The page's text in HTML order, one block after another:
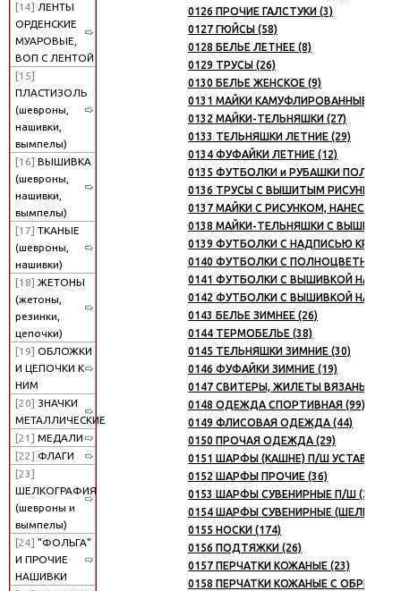
[14] ЛЕНТЫ
ОРДЕНСКИЕ
МУАРОВЫЕ,
ВОП С ЛЕНТОЙ
[15]
ПЛАСТИЗОЛЬ
(шевроны,
нашивки,
вымпелы)
[16] ВЫШИВКА
(шевроны,
нашивки,
вымпелы)
[17] ТКАНЫЕ
(шевроны,
нашивки)
[18] ЖЕТОНЫ
(жетоны,
резинки,
цепочки)
[19] ОБЛОЖКИ
И ЦЕПОЧКИ К
НИМ
[20] ЗНАЧКИ
МЕТАЛЛИЧЕСКИЕ
[21] МЕДАЛИ
[22] ФЛАГИ
[23]
ШЕЛКОГРАФИЯ
(шевроны и
вымпелы)
[24] "ФОЛЬГА"
И ПРОЧИЕ
НАШИВКИ
0126 ПРОЧИЕ ГАЛСТУКИ (3)
0127 ГЮЙСЫ (58)
0128 БЕЛЬЕ ЛЕТНЕЕ (8)
0129 ТРУСЫ (26)
0130 БЕЛЬЕ ЖЕНСКОЕ (9)
0131 МАЙКИ КАМУФЛИРОВАННЫЕ и
0132 МАЙКИ-ТЕЛЬНЯШКИ (27)
0133 ТЕЛЬНЯШКИ ЛЕТНИЕ (29)
0134 ФУФАЙКИ ЛЕТНИЕ (12)
0135 ФУТБОЛКИ и РУБАШКИ ПОЛО (90)
0136 ТРУСЫ С ВЫШИТЫМ РИСУНКОМ
0137 МАЙКИ С РИСУНКОМ,
0138 МАЙКИ-ТЕЛЬНЯШКИ С ВЫШИТЫМ
0139 ФУТБОЛКИ С НАДПИСЬЮ
0140 ФУТБОЛКИ С ПОЛНОЦВЕТНЫМ
0141 ФУТБОЛКИ С ВЫШИВКОЙ НА
0142 ФУТБОЛКИ С ВЫШИВКОЙ НА
0143 БЕЛЬЕ ЗИМНЕЕ (26)
0144 ТЕРМОБЕЛЬЕ (38)
0145 ТЕЛЬНЯШКИ ЗИМНИЕ (30)
0146 ФУФАЙКИ ЗИМНИЕ (19)
0147 СВИТЕРЫ, ЖИЛЕТЫ ВЯЗАНЫЕ (33)
0148 ОДЕЖДА СПОРТИВНАЯ (99)
0149 ФЛИСОВАЯ ОДЕЖДА (44)
0150 ПРОЧАЯ ОДЕЖДА (29)
0151 ШАРФЫ (КАШНЕ) П/Ш УСТАВНЫЕ
0152 ШАРФЫ ПРОЧИЕ (36)
0153 ШАРФЫ СУВЕНИРНЫЕ П/Ш (28)
0154 ШАРФЫ СУВЕНИРНЫЕ (ШЕЛК
0155 НОСКИ (174)
0156 ПОДТЯЖКИ (26)
0157 ПЕРЧАТКИ КОЖАНЫЕ (23)
0158 ПЕРЧАТКИ КОЖАНЫЕ С